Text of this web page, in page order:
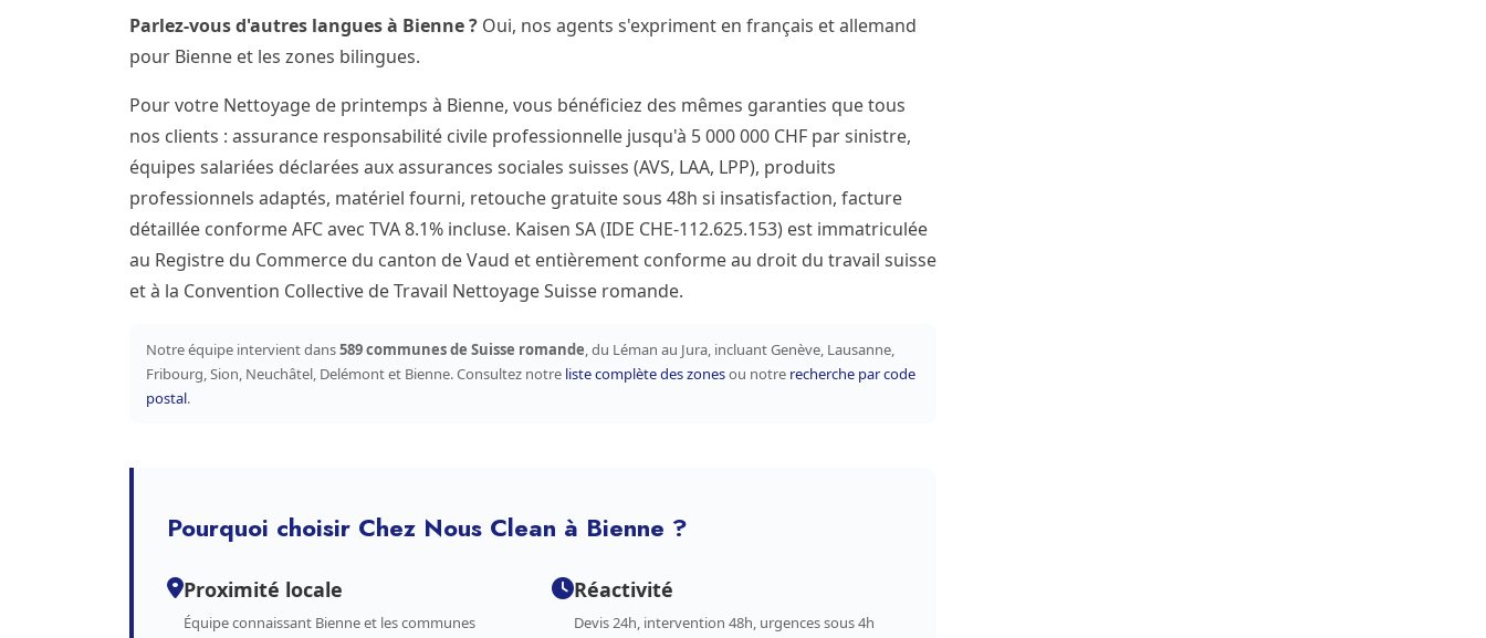
Parlez-vous d'autres langues à Bienne ? Oui, nos agents s'expriment en français et allemand
pour Bienne et les zones bilingues.
Pour votre Nettoyage de printemps à Bienne, vous bénéficiez des mêmes garanties que tous
nos clients : assurance responsabilité civile professionnelle jusqu'à 5 000 000 CHF par sinistre,
équipes salariées déclarées aux assurances sociales suisses (AVS, LAA, LPP), produits
professionnels adaptés, matériel fourni, retouche gratuite sous 48h si insatisfaction, facture
détaillée conforme AFC avec TVA 8.1% incluse. Kaisen SA (IDE CHE-112.625.153) est immatriculée
au Registre du Commerce du canton de Vaud et entièrement conforme au droit du travail suisse
et à la Convention Collective de Travail Nettoyage Suisse romande.
Notre équipe intervient dans589 communes de Suisse romande, du Léman au Jura, incluant Genève, Lausanne,
Fribourg, Sion, Neuchâtel, Delémont et Bienne. Consultez notre liste complète des zonesou notre recherche par code
postal.
Pourquoi choisir Chez Nous Clean à Bienne ?
Proximité locale
Équipe connaissant Bienne et les communes
Réactivité
Devis 24h, intervention 48h, urgences sous 4h